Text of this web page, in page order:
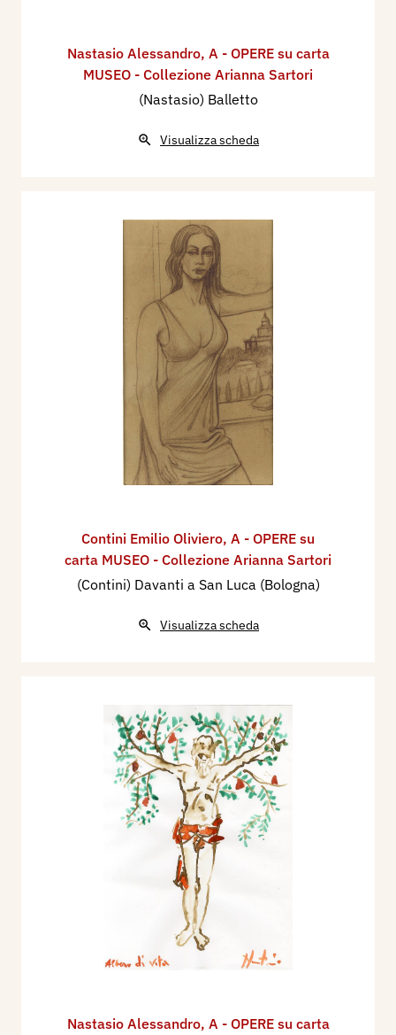
Nastasio Alessandro, A - OPERE su carta
MUSEO - Collezione Arianna Sartori
(Nastasio) Balletto
Visualizza scheda
Contini Emilio Oliviero, A - OPERE su
carta MUSEO - Collezione Arianna Sartori
(Contini) Davanti a San Luca (Bologna)
Visualizza scheda
Nastasio Alessandro, A - OPERE su carta